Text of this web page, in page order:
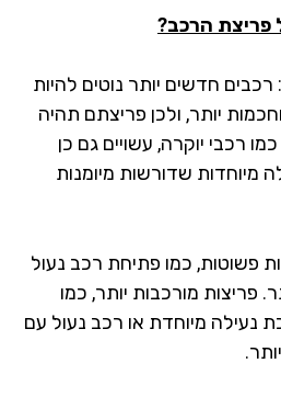
הרכב?
חדשים יותר נוטים להיות
יותר, ולכן פריצתם תהיה
יוקרה, עשויים גם כן
שדורשות מיומנות
כמו פתיחת רכב נעול
מורכבות יותר, כמו
מיוחדת או רכב נעול עם